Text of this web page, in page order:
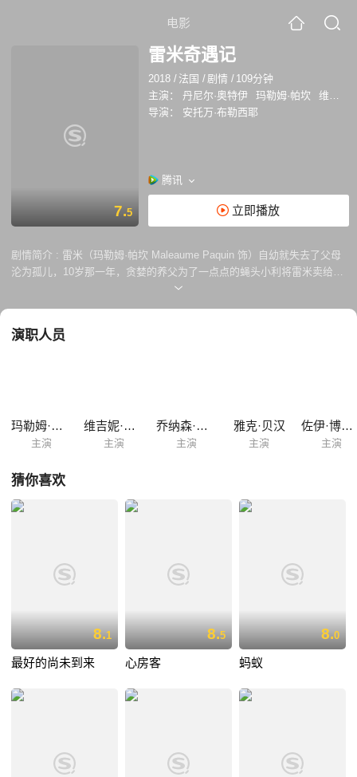
电影
7.5
雷米奇遇记
2018 / 法国 /剧情 / 109分钟
主演：
丹尼尔·奥特伊 玛勒姆·帕坎
维吉妮·拉朵嫣
导演：
安托万·布勒西耶
腾讯
立即播放
剧情简介 : 雷米（玛勒姆·帕坎 Maleaume Paquin 饰）自幼就失去了父母
沦为孤儿，10岁那一年，贪婪的养父为了一点点的蝇头小利将雷米卖给了
街头艺人维塔利斯（丹尼尔·奥图 Daniel Auteuil 饰），就这样，年幼的雷
住宿，还教会了他念书识字。一次偶然中，维塔利斯在雷米的身上发现了
演职人员
玛勒姆·帕坎
主演
维吉妮·拉朵嫣
主演
乔纳森·扎凯
主演
雅克·贝汉
主演
佐伊·博伊尔
主演
猜你喜欢
8.1
最好的尚未到来
8.5
心房客
8.0
蚂蚁